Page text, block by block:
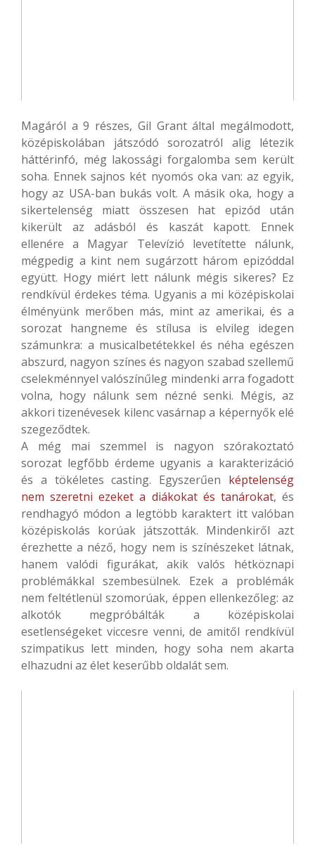
Magáról a 9 részes, Gil Grant által megálmodott,
középiskolában játszódó sorozatról alig létezik
háttérinfó, még lakossági forgalomba sem került
soha. Ennek sajnos két nyomós oka van: az egyik,
hogy az USA-ban bukás volt. A másik oka, hogy a
sikertelenség miatt összesen hat epizód után
kikerült az adásból és kaszát kapott. Ennek
ellenére a Magyar Televízió levetítette nálunk,
mégpedig a kint nem sugárzott három epizóddal
együtt. Hogy miért lett nálunk mégis sikeres? Ez
rendkívül érdekes téma. Ugyanis a mi középiskolai
élményünk merőben más, mint az amerikai, és a
sorozat hangneme és stílusa is elvileg idegen
számunkra: a musicalbetétekkel és néha egészen
abszurd, nagyon színes és nagyon szabad szellemű
cselekménnyel valószínűleg mindenki arra fogadott
volna, hogy nálunk sem nézné senki. Mégis, az
akkori tizenévesek kilenc vasárnap a képernyők elé
szegeződtek.
A még mai szemmel is nagyon szórakoztató
sorozat legfőbb érdeme ugyanis a karakterizáció
és a tökéletes casting. Egyszerűen képtelenség
nem szeretni ezeket a diákokat és tanárokat, és
rendhagyó módon a legtöbb karaktert itt valóban
középiskolás korúak játszották. Mindenkiről azt
érezhette a néző, hogy nem is színészeket látnak,
hanem valódi figurákat, akik valós hétköznapi
problémákkal szembesülnek. Ezek a problémák
nem feltétlenül szomorúak, éppen ellenkezőleg: az
alkotók megpróbálták a középiskolai
esetlenségeket viccesre venni, de amitől rendkívül
szimpatikus lett minden, hogy soha nem akarta
elhazudni az élet keserűbb oldalát sem.